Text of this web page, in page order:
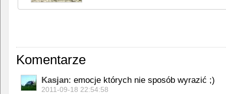
Komentarze
Kasjan: emocje których nie sposób wyrazić ;)
2011-09-18 22:54:58